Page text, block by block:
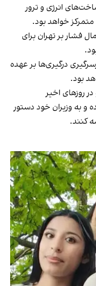
انرژی و ترور
خواهد بود.
فشار بر تهران برای
درگیری‌ها بر عهده
بود.
روزهای اخیر
و به وزیران خود دستور
کنند.